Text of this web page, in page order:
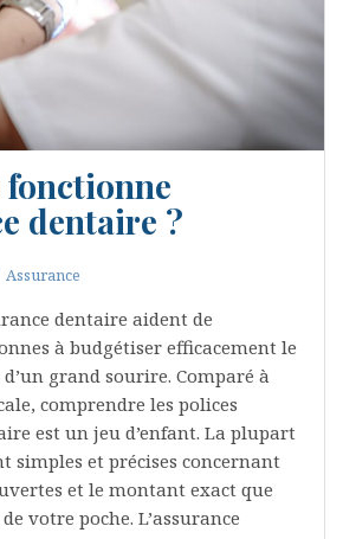
dentaire ?
Assurance
dentaire aident de
à budgétiser efficacement le
grand sourire. Comparé à
comprendre les polices
est un jeu d’enfant. La plupart
simples et précises concernant
et le montant exact que
votre poche. L’assurance